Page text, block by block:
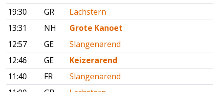
19:30
GR
Lachstern
13:31
NH
Grote Kanoet
12:57
GE
Slangenarend
12:46
GE
Keizerarend
11:40
FR
Slangenarend